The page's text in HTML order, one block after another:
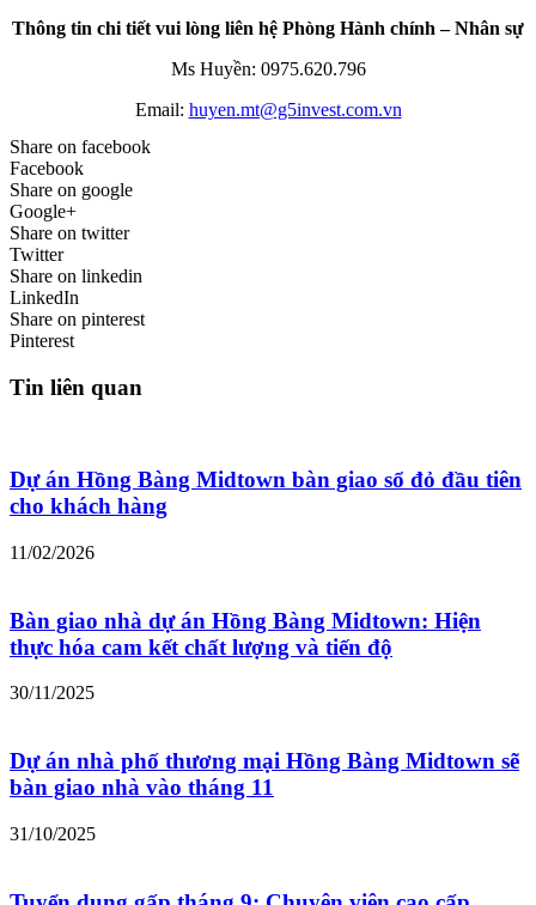
Thông tin chi tiết vui lòng liên hệ Phòng Hành chính – Nhân sự
Ms Huyền: 0975.620.796
Email: huyen.mt@g5invest.com.vn
Share on facebook
Facebook
Share on google
Google+
Share on twitter
Twitter
Share on linkedin
LinkedIn
Share on pinterest
Pinterest
Tin liên quan
Dự án Hồng Bàng Midtown bàn giao sổ đỏ đầu tiên
cho khách hàng
11/02/2026
Bàn giao nhà dự án Hồng Bàng Midtown: Hiện
thực hóa cam kết chất lượng và tiến độ
30/11/2025
Dự án nhà phố thương mại Hồng Bàng Midtown sẽ
bàn giao nhà vào tháng 11
31/10/2025